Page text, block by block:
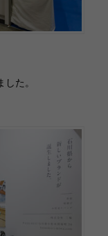
た。